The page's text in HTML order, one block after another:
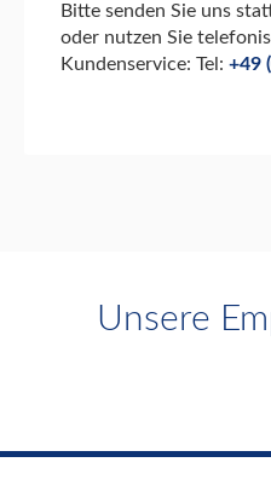
Bitte senden Sie uns
oder nutzen Sie
Kundenservice: Tel: +49
Unsere